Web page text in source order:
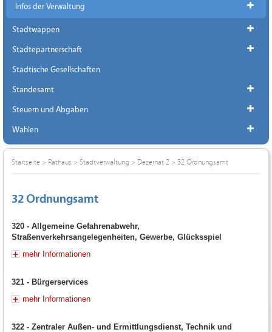
Infos der Verwaltung
Stadtwappen
Städtepartnerschaft
Städtische Gesellschaften
Standesamt
Steuern und Abgaben
Wahlen
Startseite > Rathaus > Stadtverwaltung > Dezernat 2 > 32 Ordnungsamt
32 Ordnungsamt
320 - Allgemeine Gefahrenabwehr,
Straßenverkehrsangelegenheiten, Gewerbe, Glücksspiel
mehr Informationen
321 - Bürgerservices
mehr Informationen
322 - Zentraler Außen- und Ermittlungsdienst, Technik und